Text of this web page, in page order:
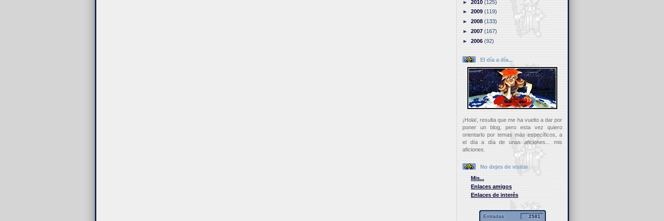
►2010(125)
►2009(119)
►2008(133)
►2007(167)
►2006(92)
El día a día...
¡Hola!, resulta que me ha vuelto a dar por
poner un blog, pero esta vez quiero
orientarlo por temas más específicos, a
el día a día de unas aficiones... mis
aficiones.
No dejes de visitar
Mis...
Enlaces amigos
Enlaces de interés
Entradas 2581